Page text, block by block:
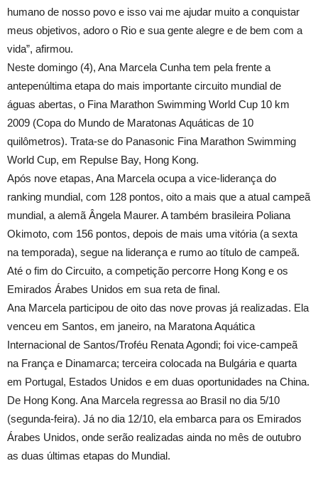
humano de nosso povo e isso vai me ajudar muito a conquistar
meus objetivos, adoro o Rio e sua gente alegre e de bem com a
vida”, afirmou.
Neste domingo (4), Ana Marcela Cunha tem pela frente a
antepenúltima etapa do mais importante circuito mundial de
águas abertas, o Fina Marathon Swimming World Cup 10 km
2009 (Copa do Mundo de Maratonas Aquáticas de 10
quilômetros). Trata-se do Panasonic Fina Marathon Swimming
World Cup, em Repulse Bay, Hong Kong.
Após nove etapas, Ana Marcela ocupa a vice-liderança do
ranking mundial, com 128 pontos, oito a mais que a atual campeã
mundial, a alemã Ângela Maurer. A também brasileira Poliana
Okimoto, com 156 pontos, depois de mais uma vitória (a sexta
na temporada), segue na liderança e rumo ao título de campeã.
Até o fim do Circuito, a competição percorre Hong Kong e os
Emirados Árabes Unidos em sua reta de final.
Ana Marcela participou de oito das nove provas já realizadas. Ela
venceu em Santos, em janeiro, na Maratona Aquática
Internacional de Santos/Troféu Renata Agondi; foi vice-campeã
na França e Dinamarca; terceira colocada na Bulgária e quarta
em Portugal, Estados Unidos e em duas oportunidades na China.
De Hong Kong. Ana Marcela regressa ao Brasil no dia 5/10
(segunda-feira). Já no dia 12/10, ela embarca para os Emirados
Árabes Unidos, onde serão realizadas ainda no mês de outubro
as duas últimas etapas do Mundial.